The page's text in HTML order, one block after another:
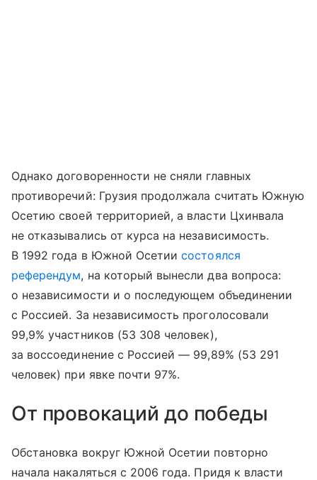
Однако договоренности не сняли главных
противоречий: Грузия продолжала считать Южную
Осетию своей территорией, а власти Цхинвала
не отказывались от курса на независимость.
В 1992 года в Южной Осетиисостоялся
референдум, на который вынесли два вопроса:
о независимости и о последующем объединении
с Россией. За независимость проголосовали
99,9% участников (53 308 человек),
за воссоединение с Россией — 99,89% (53 291
человек) при явке почти 97%.
От провокаций до победы
Обстановка вокруг Южной Осетии повторно
начала накаляться с 2006 года. Придя к власти